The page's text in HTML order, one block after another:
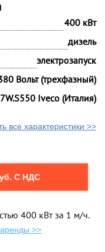
400 кВт
дизель
электрозапуск
Вольт (трехфазный)
Iveco (Италия)
все характеристики >>
С НДС
400 кВт за 1 м/ч.
>>